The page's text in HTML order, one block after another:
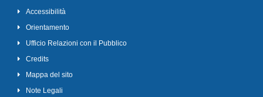
Accessibilità
Orientamento
Ufficio Relazioni con il Pubblico
Credits
Mappa del sito
Note Legali